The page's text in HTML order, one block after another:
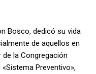
Bosco, dedicó su vida
de aquellos en
de la Congregación
Preventivo»,